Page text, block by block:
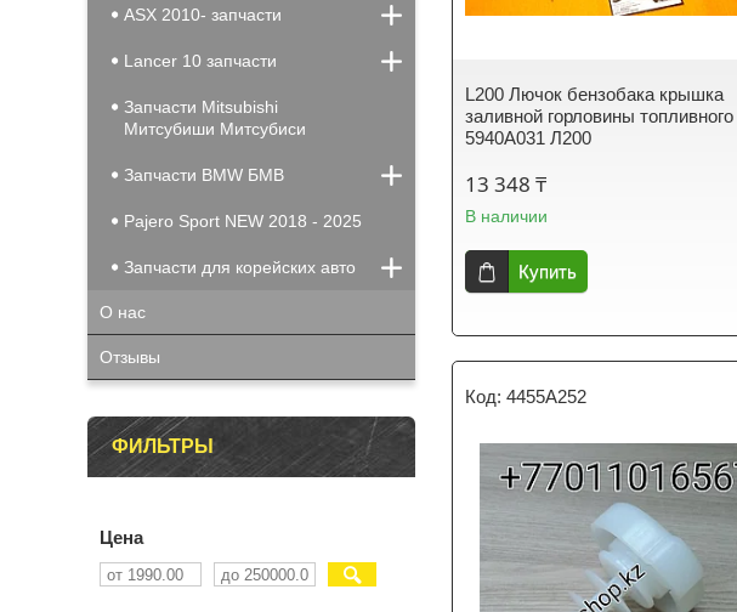
L200 Лючок бензобака крышка
заливной горловины
5940A031 Л200
13 348 ₸
В наличии
Купить
4455A252
ASX 2010- запчасти
Lancer 10 запчасти
Запчасти Mitsubishi
Митсубиши Митсубиси
Запчасти BMW БМВ
Pajero Sport NEW 2018 - 2025
Запчасти для корейских авто
О нас
Отзывы
ФИЛЬТРЫ
Цена